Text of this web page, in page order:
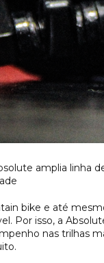
amplia linha
bike e até
Por isso, a
nas trilhas